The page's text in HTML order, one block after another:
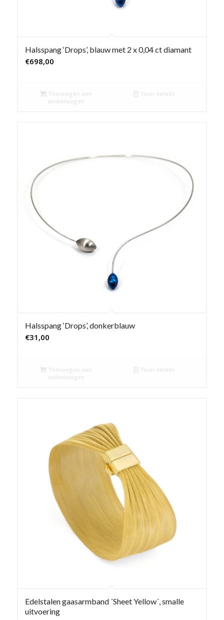
Halsspang ‘Drops’, blauw met 2 x 0,04 ct diamant
€698,00
Toevoegen aan
winkelwagen
Toon details
Halsspang ‘Drops’, donkerblauw
€31,00
Toevoegen aan
winkelwagen
Toon details
Edelstalen gaasarmband ´Sheet Yellow´, smalle
uitvoering